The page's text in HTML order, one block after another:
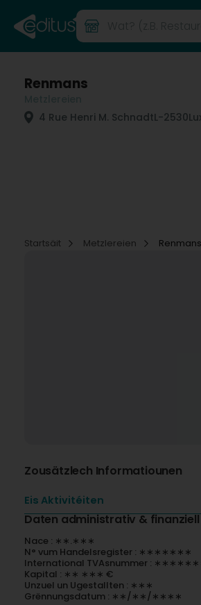
Renmans
4 Rue Henri M. SchnadtL-2530
Startsäit
Metzlereien Renmans
Zousätzlech Informatiounen
Eis Aktivitéiten
Daten administrativ & finanziell
Nace : ∗∗.∗∗∗
N° vum Handelsregister : ∗∗∗∗∗∗∗
International TVAsnummer :
Kapital : ∗∗ ∗∗∗ €
Unzuel un Ugestallten : ∗∗∗
Grënnungsdatum : ∗∗/∗∗/∗∗∗∗